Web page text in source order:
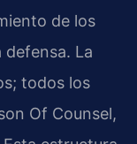
de los
La
todos los
Of Counsel,